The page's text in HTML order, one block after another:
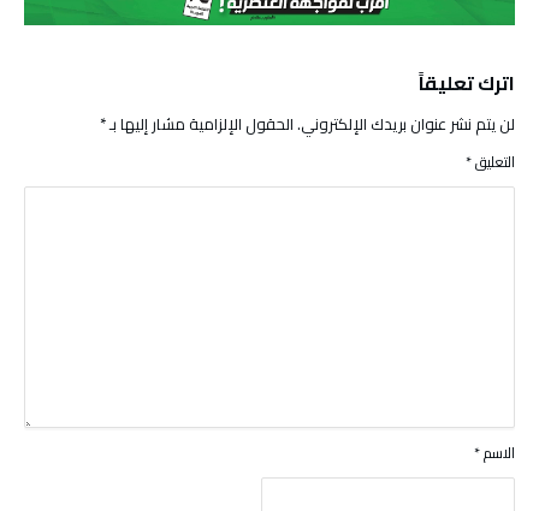
اترك تعليقاً
لن يتم نشر عنوان بريدك الإلكتروني.الحقول الإلزامية مشار إليها بـ*
التعليق*
الاسم*